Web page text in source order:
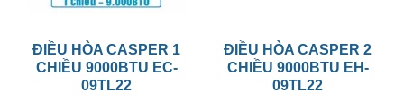
ĐIỀU HÒA CASPER 1
CHIỀU 9000BTU EC-
09TL22
ĐIỀU HÒA CASPER 2
CHIỀU 9000BTU EH-
09TL22